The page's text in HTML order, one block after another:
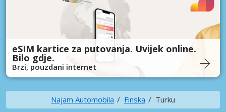
eSIM kartice za putovanja. Uvijek online.
Bilo gdje.
Brzi, pouzdani internet
Najam Automobila Finska Turku